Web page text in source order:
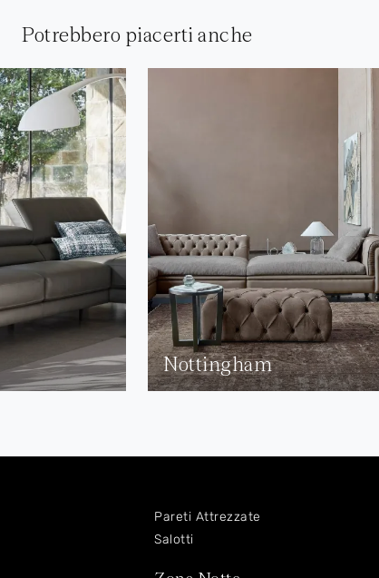
Potrebbero piacerti anche
Nottingham
Pareti Attrezzate
Salotti